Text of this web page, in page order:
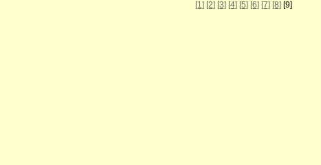
[1] [2] [3] [4] [5] [6] [7] [8] [9]